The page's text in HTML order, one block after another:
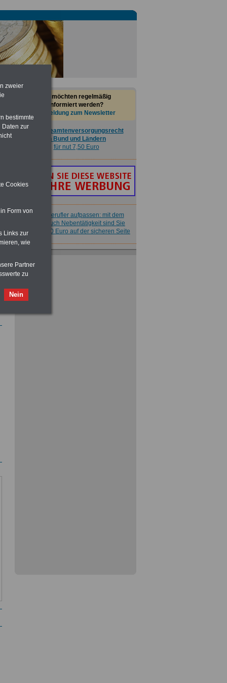
Sie möchten regelmäßig
informiert werden?
Anmeldung zum Newsletter
Nebenberufler aufpassen: mit dem
OnlineBuch Nebentätigkeit sind Sie
für nur 7,50 Euro auf der sicheren Seite
Bund und Ländern
für nur 7,50 Euro
Beamtenversorgungsrecht
in Bund und Ländern
für nut 7,50 Euro
Nebenberufler aufpassen: mit dem
OnlineBuch Nebentätigkeit sind Sie
für nur 7,50 Euro auf der sicheren Seite
zweier
bestimmte
Daten zur
Cookies
Form von
Links zur
wie
Partner
zu
Nein